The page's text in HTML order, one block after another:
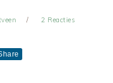
2 Reacties